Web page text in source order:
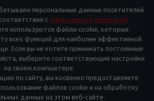
персональные данные посетителей
с официальной политикой.
используются файлы cookie, которые
всех функций для наиболее эффективной
Если вы не хотите принимать постоянные
выберите соответствующие настройки
на своем компьютере.
по сайту, вы косвенно предоставляете
файлов cookie и на обработку
данных на этом веб-сайте.